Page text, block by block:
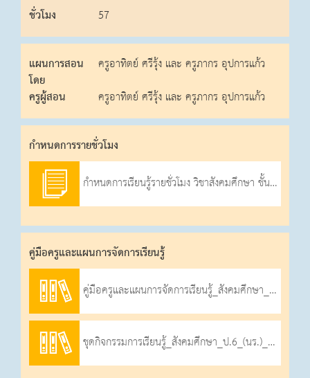
ชั่วโมง 57
แผนการสอน
โดย
ครูอาทิตย์ ศรีรุ้ง และ ครูภากร อุปการแก้ว
ครูผู้สอน
ครูอาทิตย์ ศรีรุ้ง และ ครูภากร อุปการแก้ว
กําหนดการรายชั่วโมง
กำหนดการเรียนรู้รายชั่วโมง วิชาสังคมศึกษา ชั้นประถมศึกษาปีที่ 6 ภาคเรียนที่ 1 ปีการศึกษา 2566
คู่มือครูและแผนการจัดการเรียนรู้
คู่มือครูและแผนการจัดการเรียนรู้_สังคมศึกษา_ป.6_ภาคเรียนที่_1_2566
ชุดกิจกรรมการเรียนรู้_สังคมศึกษา_ป.6_(นร.)_ภาคเรียนที่_1_2566